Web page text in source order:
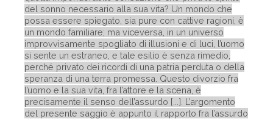
del sonno necessario alla sua vita? Un mondo che
possa essere spiegato, sia pure con cattive ragioni, è
un mondo familiare; ma viceversa, in un universo
improvvisamente spogliato di illusioni e di luci, l’uomo
si sente un estraneo, e tale esilio è senza rimedio,
perché privato dei ricordi di una patria perduta o della
speranza di una terra promessa. Questo divorzio fra
l’uomo e la sua vita, fra l’attore e la scena, è
precisamente il senso dell’assurdo [...]. L’argomento
del presente saggio è appunto il rapporto fra l’assurdo